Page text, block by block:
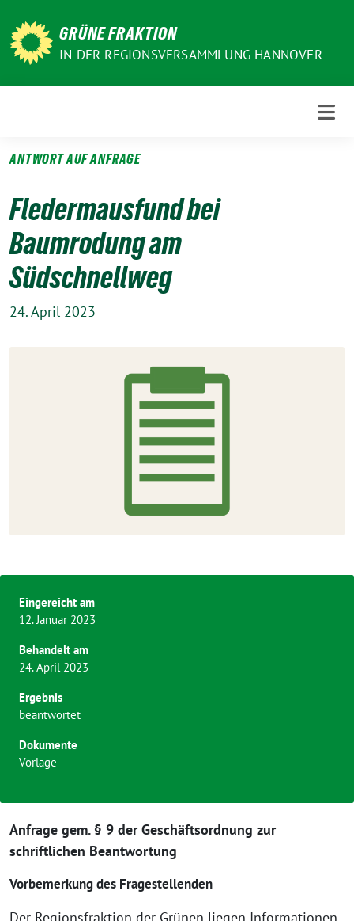
zum
Inhalt
GRÜNE FRAKTION
IN DER REGIONSVERSAMMLUNG HANNOVER
ANTWORT AUF ANFRAGE
Fledermausfund bei
Baumrodung am
Südschnellweg
24. April 2023
Anfrage gem. § 9 der Geschäftsordnung zur
schriftlichen Beantwortung
Vorbemerkung des Fragestellenden
Eingereicht am
12. Januar 2023
Behandelt am
24. April 2023
Ergebnis
beantwortet
Dokumente
Vorlage